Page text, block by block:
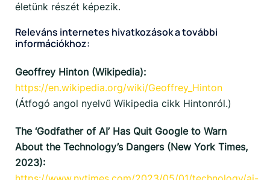
életünk részét képezik.
Releváns internetes hivatkozások a további
információkhoz:
Geoffrey Hinton (Wikipedia):
https://en.wikipedia.org/wiki/Geoffrey_Hinton
(Átfogó angol nyelvű Wikipedia cikk Hintonról.)
The ‘Godfather of AI’ Has Quit Google to Warn
About the Technology’s Dangers (New York Times,
2023):